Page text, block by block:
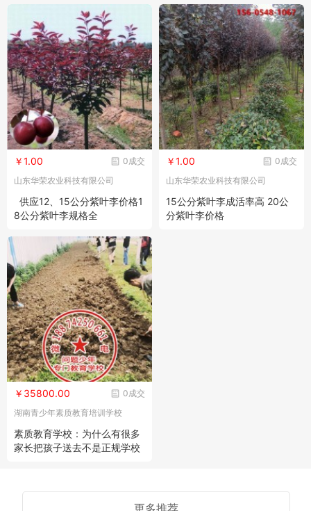
0成交
￥1.00
山东华荣农业科技有限公司
供应12、15公分紫叶李价格1
8公分紫叶李规格全
0成交
￥1.00
山东华荣农业科技有限公司
15公分紫叶李成活率高 20公
分紫叶李价格
0成交
￥35800.00
湖南青少年素质教育培训学校
素质教育学校：为什么有很多
家长把孩子送去不是正规学校